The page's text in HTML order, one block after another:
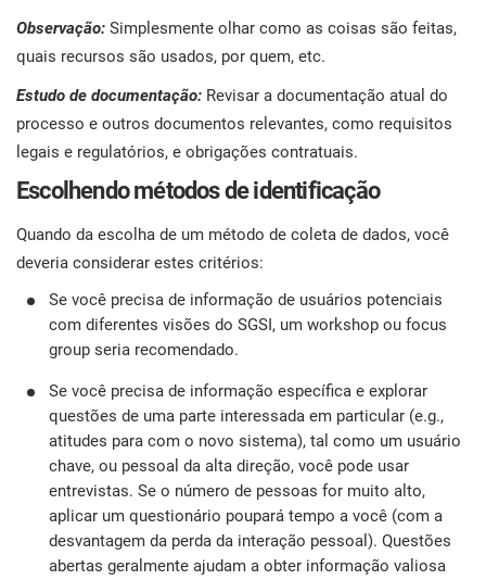
Observação: Simplesmente olhar como as coisas são feitas,
quais recursos são usados, por quem, etc.
Estudo de documentação: Revisar a documentação atual do
processo e outros documentos relevantes, como requisitos
legais e regulatórios, e obrigações contratuais.
Escolhendo métodos de identificação
Quando da escolha de um método de coleta de dados, você
deveria considerar estes critérios:
Se você precisa de informação de usuários potenciais
com diferentes visões do SGSI, um workshop ou focus
group seria recomendado.
Se você precisa de informação específica e explorar
questões de uma parte interessada em particular (e.g.,
atitudes para com o novo sistema), tal como um usuário
chave, ou pessoal da alta direção, você pode usar
entrevistas. Se o número de pessoas for muito alto,
aplicar um questionário poupará tempo a você (com a
desvantagem da perda da interação pessoal). Questões
abertas geralmente ajudam a obter informação valiosa